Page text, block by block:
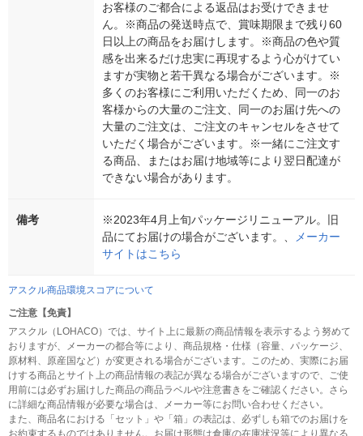
お客様のご都合による返品はお受けできませ
ん。※商品の発送時点で、賞味期限まで残り60
日以上の商品をお届けします。※商品の色や質
感を出来るだけ忠実に再現するよう心がけてい
ますが実物と若干異なる場合がございます。※
多くのお客様にご利用いただくため、同一のお
客様からの大量のご注文、同一のお届け先への
大量のご注文は、ご注文のキャンセルをさせて
いただく場合がございます。※一緒にご注文す
る商品、またはお届け地域等により翌日配達が
できない場合があります。
備考
※2023年4月上旬パッケージリニューアル。旧
品にてお届けの場合がございます。、
メーカー
サイトはこちら
アスクル商品環境スコアについて
ご注意【免責】
アスクル（LOHACO）では、サイト上に最新の商品情報を表示するよう努めて
おりますが、メーカーの都合等により、商品規格・仕様（容量、パッケージ、
原材料、原産国など）が変更される場合がございます。このため、実際にお届
けする商品とサイト上の商品情報の表記が異なる場合がございますので、ご使
用前には必ずお届けした商品の商品ラベルや注意書きをご確認ください。さら
に詳細な商品情報が必要な場合は、メーカー等にお問い合わせください。
また、商品名における「セット」や「箱」の表記は、必ずしも箱でのお届けを